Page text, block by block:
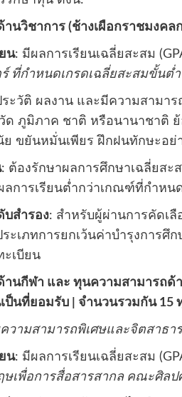
นวิชาการ (ช้างเผือกราชมงคล
น: มีผลการเรียนเฉลี่ยสะสม
ที่กำหนดเกรดเฉลี่ยสะสมขั้นต่
ะวัติ ผลงาน และมีความสามา
ด ภูมิภาค ชาติ หรือนานาชาติ
ขยันหมั่นเพียร ฝึกฝนทักษะอย่
: ต้องรักษาผลการศึกษาเฉลี่ยสะ
ลการเรียนต่ำกว่าเกณฑ์ที่กำห
บสำรอง: สำหรับผู้ผ่านการคัดเ
เภทการยกเว้นค่าบำรุงการศึ
ะเบียน
านกีฬา และ ทุนความสามารถ
ป็นที่ยอมรับ | จำนวนรวมกัน 15
วามสามารถพิเศษและจิตสาธ
น: มีผลการเรียนเฉลี่ยสะสม
ษเพื่อการสื่อสารสากล คณะศิล